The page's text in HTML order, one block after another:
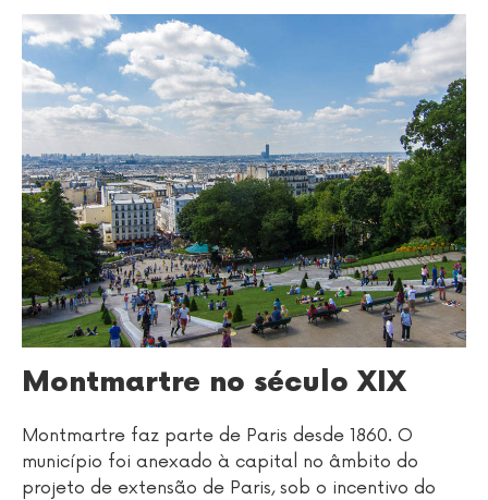
Montmartre no século XIX
Montmartre faz parte de Paris desde 1860. O
município foi anexado à capital no âmbito do
projeto de extensão de Paris, sob o incentivo do